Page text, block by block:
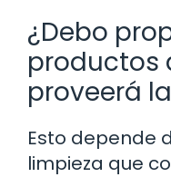
¿Debo
productos
proveerá
Esto depende
limpieza que